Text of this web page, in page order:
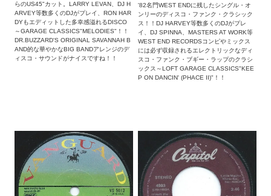
らのUS45"カット。LARRY LEVAN、DJ H
ARVEY等数多くのDJがプレイ、RON HAR
DYもエディットした多幸感溢れるDISCO
～GARAGE CLASSICS"MELODIES"！！
DR.BUZZARD'S ORIGINAL SAVANNAH B
AND的な華やかなBIG BANDアレンジのデ
ィスコ・サウンドがナイスですね！！
'82名門WEST ENDに残したシングル・オ
ンリーのディスコ・ファンク・クラシック
ス！！DJ HARVEY等数多くのDJがプレ
イ、DJ SPINNA、MASTERS AT WORK等
WEST END RECORDSコンピやミックス
には必ず収録されるエレクトリックなディ
スコ・ファンク・ブギー・ラップのクラシ
ックス～LOFT GARAGE CLASSICS"KEE
P ON DANCIN' (PHACE II)"！！